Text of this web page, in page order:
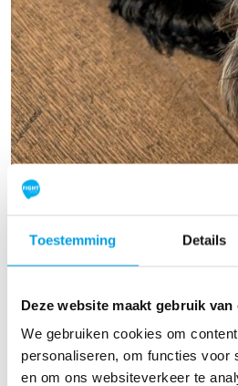
Toestemming Details
Deze website maakt gebruik van
We gebruiken cookies om
personaliseren, om functies voor
en om ons websiteverkeer te